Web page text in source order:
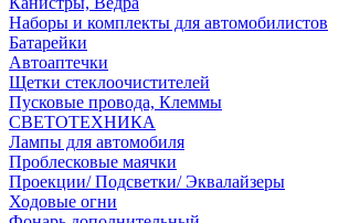
Наборы и комплекты для автомобилистов
Батарейки
Автоаптечки
Щетки стеклоочистителей
Пусковые провода, Клеммы
СВЕТОТЕХНИКА
Лампы для автомобиля
Проблесковые маячки
Проекции/ Подсветки/ Эквалайзеры
Ходовые огни